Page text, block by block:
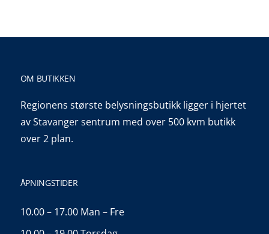
OM BUTIKKEN
Regionens største belysningsbutikk ligger i hjertet
av Stavanger sentrum med over 500 kvm butikk
over 2 plan.
ÅPNINGSTIDER
10.00 – 17.00 Man – Fre